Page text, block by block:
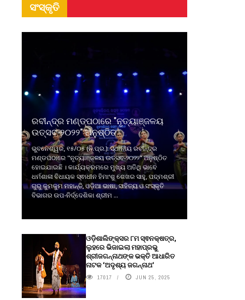
ସଂସ୍କୃତି
ରବୀନ୍ଦ୍ର ମଣ୍ଡପଠାରେ "ନୃତ୍ୟାଞ୍ଜଳୟ
ଉତ୍ସବ-୨୦୨୨" ଅନୁଷ୍ଠିତ
ଭୁବନେଶ୍ୱର, ୧୫/୦୫ (ନି.ପ୍ର.): ସ୍ଥାନୀୟ ରବୀନ୍ଦ୍ର
ମଣ୍ଡପଠାରେ "ନୃତ୍ୟାଞ୍ଜଳୟ ଉତ୍ସବ-୨୦୨୨" ଅନୁଷ୍ଠିତ
ହୋଇଯାଇଛି । କାର୍ଯ୍ୟକ୍ରମରେ ମୁଖ୍ୟ ଅତିଥି ଭାବେ
ଧର୍ମଶାଳା ବିଧାୟକ ସ୍ଵାଧୀନ ହିମାଂଶୁ ଶେଖର ସାହୁ, ପଦ୍ମଶ୍ରୀ
ଗୁରୁ କୁମକୁମ ମହାନ୍ତି, ଓଡ଼ିଆ ଭାଷା, ସାହିତ୍ୟ ଓ ସଂସ୍କୃତି
ବିଭାଗର ଉପ-ନିର୍ଦ୍ଦେଶିକା ଶ୍ରୀମ ...
ଓଡ଼ିଶାଲିଙ୍କ୍ସର ୮ମ ସ୍ଵନକ୍ଷତ୍ର,
ଲୁହରେ ଭିଜାଇଲା ମହାପ୍ରଭୁ
ଶ୍ରୀଜଗନ୍ନାଥଙ୍କ ଭକ୍ତି ଆଧାରିତ
ନାଟକ ‘ଅଦୃଶ୍ୟ ଜଗନ୍ନାଥ‘
17017 JUN 25, 2025